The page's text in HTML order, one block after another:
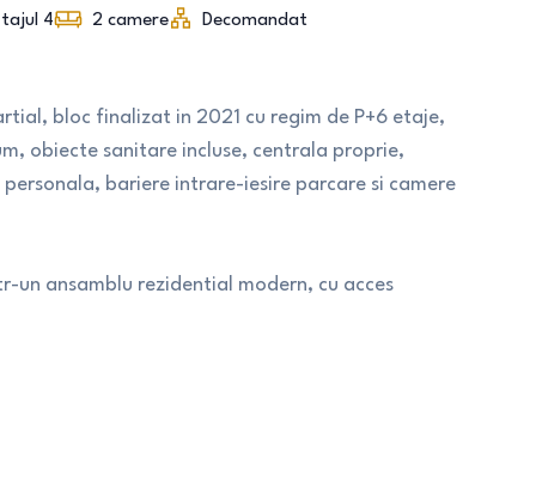
4 2 camere Decomandat
bloc finalizat in 2021 cu regim de P+6 etaje,
obiecte sanitare incluse, centrala proprie,
bariere intrare-iesire parcare si camere
ansamblu rezidential modern, cu acces